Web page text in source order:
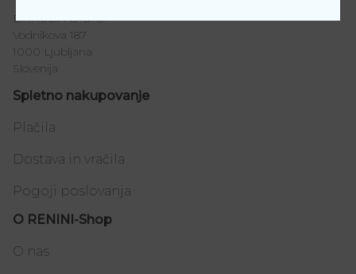
DAREDA D.O.O.
Vodnikova 187
1000 Ljubljana
Slovenija
Spletno nakupovanje
Plačila
Dostava in vračila
Pogoji poslovanja
O RENINI-Shop
O nas